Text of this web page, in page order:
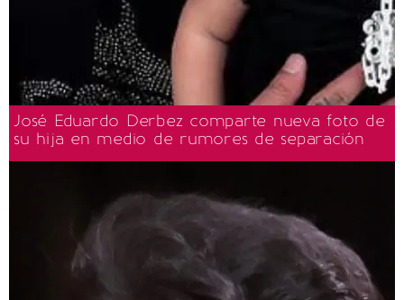
José Eduardo Derbez comparte nueva foto de
su hija en medio de rumores de separación